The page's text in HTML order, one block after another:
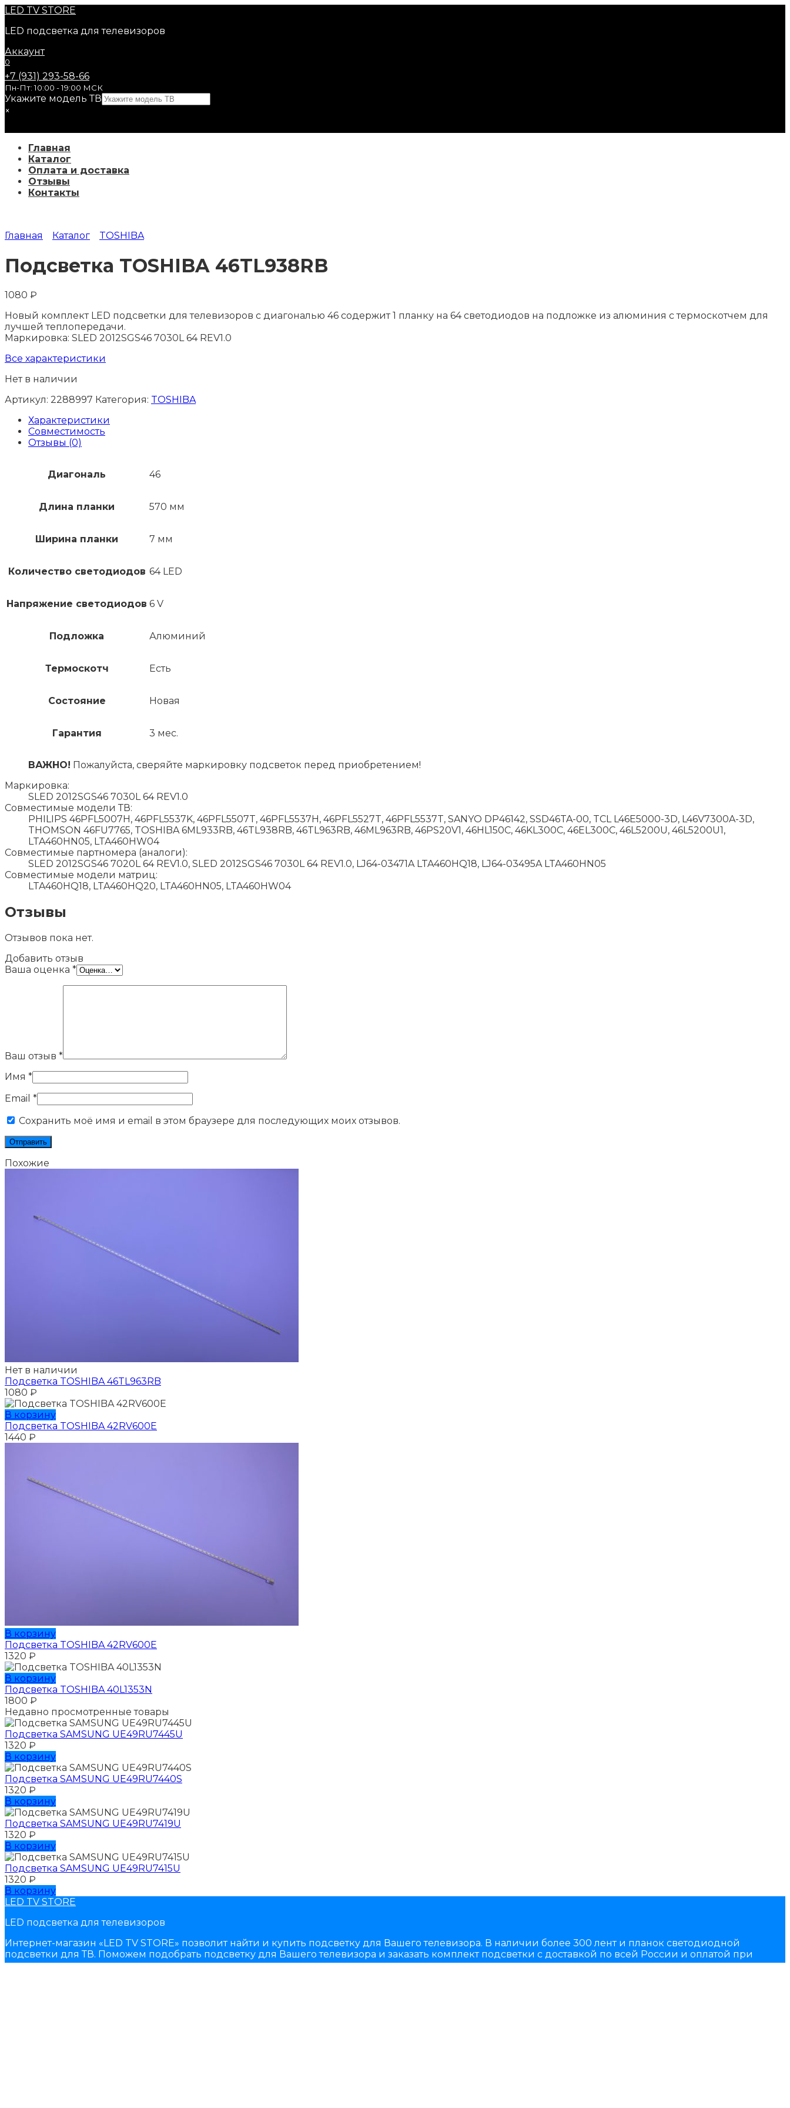
Перейти
содержанию
LED TV STORE
LED подсветка для телевизоров
Аккаунт
0
+7 (931) 293-58-66
Пн-Пт: 10:00 - 19:00 МСК
Укажите модель ТВ
×
Главная
Каталог
Оплата и доставка
Отзывы
Контакты
Главная Каталог TOSHIBA
Подсветка TOSHIBA 46TL938RB
1080 ₽
Новый комплект LED подсветки для телевизоров с диагональю 46 содержит 1 планку на 64 светодиодов на подложке из алюминия с термоскотчем для
лучшей теплопередачи.
Маркировка: SLED 2012SGS46 7030L 64 REV1.0
Все характеристики
Нет в наличии
Артикул: 2288997 Категория: TOSHIBA
Характеристики
Совместимость
Отзывы (0)
Диагональ 46
Длина планки 570 мм
Ширина планки 7 мм
Количество светодиодов 64 LED
Напряжение светодиодов 6 V
Подложка Алюминий
Термоскотч Есть
Состояние Новая
Гарантия 3 мес.
ВАЖНО! Пожалуйста, сверяйте маркировку подсветок перед приобретением!
Маркировка:
SLED 2012SGS46 7030L 64 REV1.0
Совместимые модели ТВ:
PHILIPS 46PFL5007H, 46PFL5537K, 46PFL5507T, 46PFL5537H, 46PFL5527T, 46PFL5537T, SANYO DP46142, SSD46TA-00, TCL L46E5000-3D, L46V7300A-3D,
THOMSON 46FU7765, TOSHIBA 6ML933RB, 46TL938RB, 46TL963RB, 46ML963RB, 46PS20V1, 46HL150C, 46KL300C, 46EL300C, 46L5200U, 46L5200U1,
LTA460HN05, LTA460HW04
Совместимые партномера (аналоги):
SLED 2012SGS46 7020L 64 REV1.0, SLED 2012SGS46 7030L 64 REV1.0, LJ64-03471A LTA460HQ18, LJ64-03495A LTA460HN05
Совместимые модели матриц:
LTA460HQ18, LTA460HQ20, LTA460HN05, LTA460HW04
Отзывы
Отзывов пока нет.
Добавить отзыв
Ваша оценка *
Ваш отзыв *
Имя *
Email *
Сохранить моё имя и email в этом браузере для последующих моих отзывов.
Похожие
Нет в наличии
Подсветка TOSHIBA 46TL963RB
1080 ₽
В корзину
Подсветка TOSHIBA 42RV600E
1440 ₽
В корзину
Подсветка TOSHIBA 42RV600E
1320 ₽
В корзину
Подсветка TOSHIBA 40L1353N
1800 ₽
Недавно просмотренные товары
Подсветка SAMSUNG UЕ49RU7445U
1320 ₽
В корзину
Подсветка SAMSUNG UЕ49RU7440S
1320 ₽
В корзину
Подсветка SAMSUNG UЕ49RU7419U
1320 ₽
В корзину
Подсветка SAMSUNG UЕ49RU7415U
1320 ₽
В корзину
LED TV STORE
LED подсветка для телевизоров
Интернет-магазин «LED TV STORE» позволит найти и купить подсветку для Вашего телевизора. В наличии более 300 лент и планок светодиодной
подсветки для ТВ. Поможем подобрать подсветку для Вашего телевизора и заказать комплект подсветки с доставкой по всей России и оплатой при
получении.